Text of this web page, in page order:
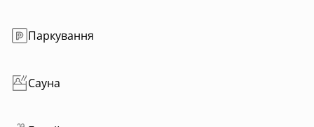
Паркування
Сауна